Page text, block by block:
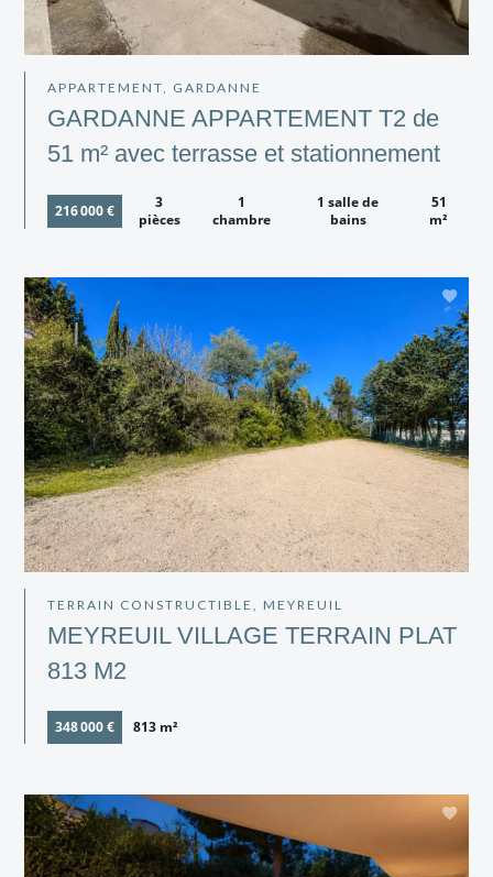
APPARTEMENT, GARDANNE
GARDANNE APPARTEMENT T2 de
51 m² avec terrasse et stationnement
216 000 €
3
pièces
1
chambre
1 salle de
bains
51
m²
TERRAIN CONSTRUCTIBLE, MEYREUIL
MEYREUIL VILLAGE TERRAIN PLAT
813 M2
348 000 € 813 m²